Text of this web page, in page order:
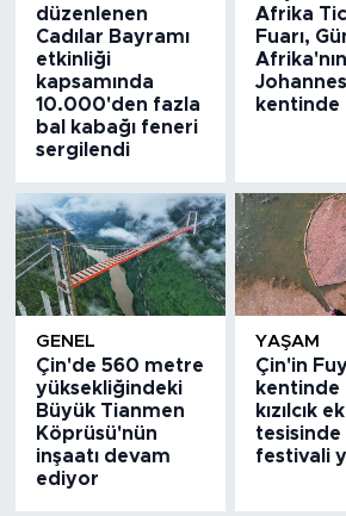
düzenlenen
Cadılar Bayramı
etkinliği
kapsamında
10.000'den fazla
bal kabağı feneri
sergilendi
Afrika
Fuarı,
Afrika'nın
kentinde
GENEL
Çin'de 560 metre
yüksekliğindeki
Büyük Tianmen
Köprüsü'nün
inşaatı devam
ediyor
YAŞAM
Çin'in
kentinde
kızılcık
tesisinde
festivali